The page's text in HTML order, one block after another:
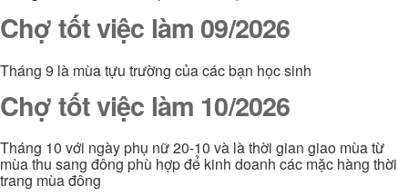
Chợ tốt việc làm 09/2026
Tháng 9 là mùa tựu trường của các bạn học sinh
Chợ tốt việc làm 10/2026
Tháng 10 với ngày phụ nữ 20-10 và là thời gian giao mùa từ
mùa thu sang đông phù hợp để kinh doanh các mặc hàng thời
trang mùa đông